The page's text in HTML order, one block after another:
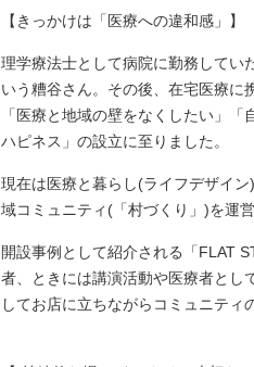
【きっかけは「医療への違和感」】
理学療法士として病院に勤務してい
いう糟谷さん。その後、在宅医療に
「医療と地域の壁をなくしたい」
ハピネス」の設立に至りました。
現在は医療と暮らし(ライフデザイ
域コミュニティ(「村づくり」)を運営
開設事例として紹介される「FLAT
者、ときには講演活動や医療者と
してお店に立ちながらコミュニティ